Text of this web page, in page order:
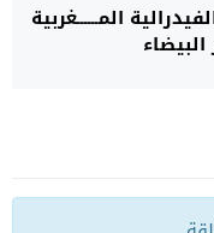
المــــــغربية